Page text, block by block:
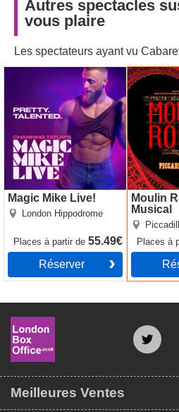
encore.
Autres spectacles
vous plaire
Les spectateurs ayant vu
Magic Mike Live!
London Hippodrome
Placesà partir de55.49€
Réserver
Magic Mike Live!
Moulin
Musical
Placesà
Moulin
Musical
Meilleures Ventes